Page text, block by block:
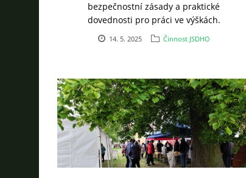
bezpečnostní zásady a praktické
dovednosti pro práci ve výškách.
14. 5. 2025 Činnost JSDHO